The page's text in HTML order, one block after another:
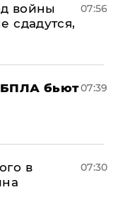
войны
сдадутся,
07:56
БПЛА бьют07:39
в
07:30